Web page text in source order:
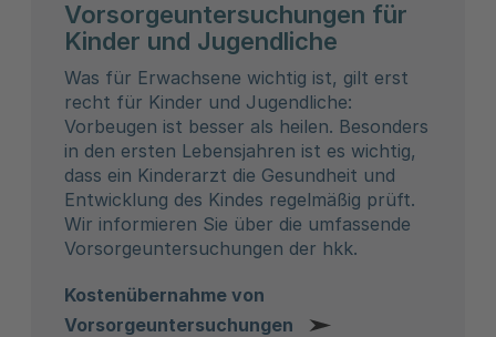
Vorsorgeuntersuchungen für
Kinder und Jugendliche
Was für Erwachsene wichtig ist, gilt erst
recht für Kinder und Jugendliche:
Vorbeugen ist besser als heilen. Besonders
in den ersten Lebensjahren ist es wichtig,
dass ein Kinderarzt die Gesundheit und
Entwicklung des Kindes regelmäßig prüft.
Wir informieren Sie über die umfassende
Vorsorgeuntersuchungen der hkk.
Kostenübernahme von
Vorsorgeuntersuchungen